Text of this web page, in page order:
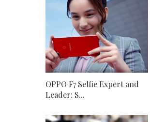
OPPO F7 Selfie Expert and
Leader: S...